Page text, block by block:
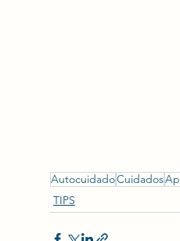
AutocuidadoCuidados
TIPS